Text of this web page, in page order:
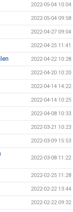
2022-05-04 10:04
2022-05-04 09:58
2022-04-27 09:04
2022-04-25 11:41
2022-04-22 10:28
2022-04-20 10:20
2022-04-14 14:22
2022-04-14 10:25
2022-04-08 10:33
2022-03-21 10:23
2022-03-09 15:53
2022-03-08 11:22
2022-02-25 11:28
2022-02-22 13:44
2022-02-22 09:32